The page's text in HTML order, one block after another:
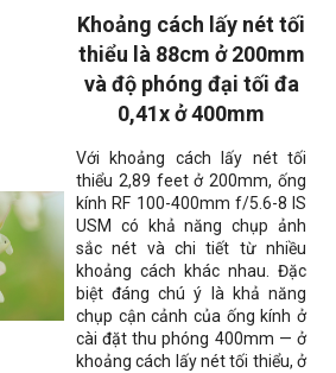
Khoảng cách lấy nét tối
thiểu là 88cm ở 200mm
và độ phóng đại tối đa
0,41x ở 400mm
Với khoảng cách lấy nét tối
thiểu 2,89 feet ở 200mm, ống
kính RF 100-400mm f/5.6-8 IS
USM có khả năng chụp ảnh
sắc nét và chi tiết từ nhiều
khoảng cách khác nhau. Đặc
biệt đáng chú ý là khả năng
chụp cận cảnh của ống kính ở
cài đặt thu phóng 400mm — ở
khoảng cách lấy nét tối thiểu, ở